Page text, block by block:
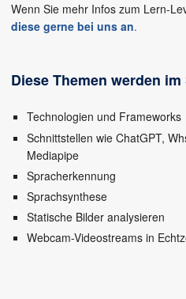
Wenn Sie mehr Infos zum Lern-
diese gerne bei uns an.
Diese Themen werden
Technologien und Frameworks
Schnittstellen wie ChatGPT,
Mediapipe
Spracherkennung
Sprachsynthese
Statische Bilder analysieren
Webcam-Videostreams in